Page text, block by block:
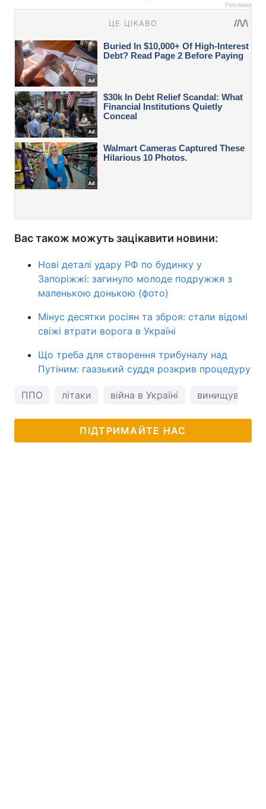
Реклама
Вас також можуть зацікавити новини:
Нові деталі удару РФ по будинку у
Запоріжжі: загинуло молоде подружжя з
маленькою донькою (фото)
Мінус десятки росіян та зброя: стали відомі
свіжі втрати ворога в Україні
Що треба для створення трибуналу над
Путіним: гаазький суддя розкрив процедуру
ППО літаки війна в Україні винищувачі F-
ПІДТРИМАЙТЕ НАС